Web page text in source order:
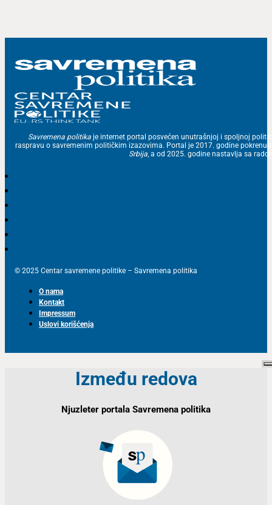
Savremena politika je internet portal posvećen unutrašnjoj i spoljnoj
raspravu o savremenim političkim izazovima. Portal je 2017. godine
Srbija, a od 2025. godine nastavlja sa
© 2025 Centar savremene politike – Savremena politika
O nama
Kontakt
Impressum
Uslovi korišćenja
Između redova
Njuzleter portala Savremena politika